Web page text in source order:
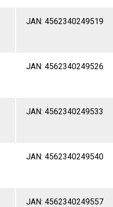
JAN: 4562340249519
JAN: 4562340249526
JAN: 4562340249533
JAN: 4562340249540
JAN: 4562340249557